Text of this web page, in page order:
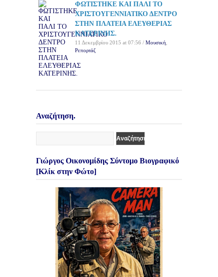
ΦΩΤΙΣΤΗΚΕ ΚΑΙ ΠΑΛΙ ΤΟ
ΧΡΙΣΤΟΥΓΕΝΝΙΑΤΙΚΟ ΔΕΝΤΡΟ
ΣΤΗΝ ΠΛΑΤΕΙΑ ΕΛΕΥΘΕΡΙΑΣ
ΚΑΤΕΡΙΝΗΣ.
11 Δεκεμβρίου 2015 at 07:56 / Μουσική
Ρεπορτάζ
Αναζήτηση.
Γιώργος Οικονομίδης Σύντομο Βιογραφικό
[Κλίκ στην Φώτο]